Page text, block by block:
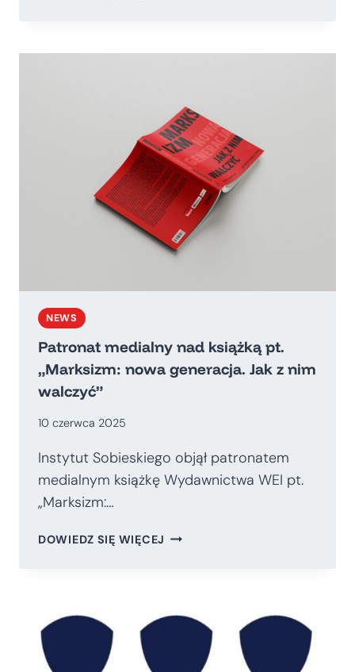
ROZWÓJ
POLSKI
W
PERSPEKTYWIE
HISTORYCZNEJ”
NEWS
Patronat medialny nad książką pt.
„Marksizm: nowa generacja. Jak z nim
walczyć”
10 czerwca 2025
Instytut Sobieskiego objął patronatem
medialnym książkę Wydawnictwa WEI pt.
„Marksizm:…
DOWIEDZ SIĘ WIĘCEJ PATRONAT
„MARKSIZM:
GENERACJA.